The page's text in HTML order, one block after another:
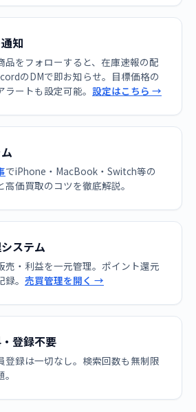
知
品をフォローすると、在庫速報の配
のDMで即お知らせ。目標価格の
ラートも設定可能。 設定はこちら →
でiPhone・MacBook・Switch等の
高価買取のコツを徹底解説。
ステム
売・利益を一元管理。ポイント還元
。 売買管理を開く →
登録不要
登録は一切なし。検索回数も無制限